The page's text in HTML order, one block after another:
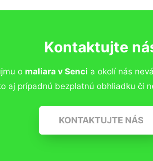
Kontaktujte
o maliara v Senci a okolí nás
aj prípadnú bezplatnú obhliadku či
KONTAKTUJTE NÁS